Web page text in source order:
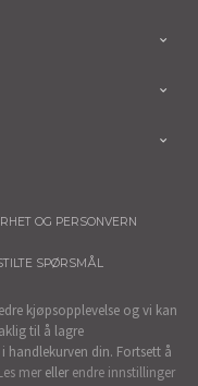
OG PERSONVERN
SPØRSMÅL
kjøpsopplevelse og vi kan
til å lagre
handlekurven din. Fortsett å
mer eller endre innstillinger